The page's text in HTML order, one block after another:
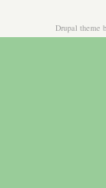
Drupal theme